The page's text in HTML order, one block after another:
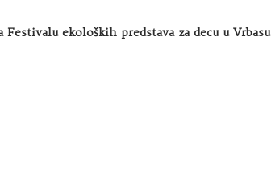
Festivalu ekoloških predstava za decu u Vrbasu